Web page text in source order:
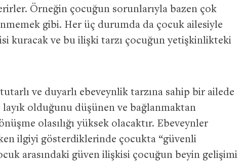
Örneğin çocuğun sorunlarıyla bazen çok
gibi. Her üç durumda da çocuk ailesiyle
kuracak ve bu ilişki tarzı çocuğun yetişkinlikteki
ve duyarlı ebeveynlik tarzına sahip bir ailede
olduğunu düşünen ve bağlanmaktan
olasılığı yüksek olacaktır. Ebeveynler
ilgiyi gösterdiklerinde çocukta “güvenli
arasındaki güven ilişkisi çocuğun beyin gelişimi